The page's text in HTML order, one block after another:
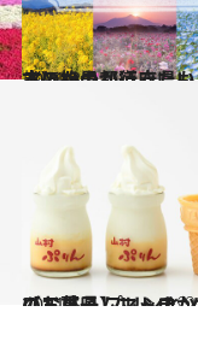
2021.3.5
《ほかの都道府県も見る》いつか行きたい！ 日本の絶景
旅＆お出かけ
2021.5.4
【三重県】レトロかわいいお菓子 プリンとソフトのドリームマッチ♡
グルメ